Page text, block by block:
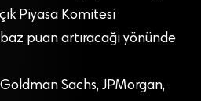
Piyasa Komitesi
puan artıracağı yönünde
Sachs, JPMorgan,